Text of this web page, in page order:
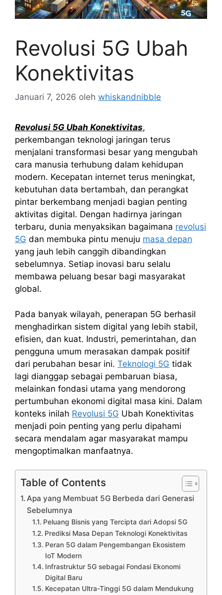
Revolusi 5G Ubah
Konektivitas
Januari 7, 2026 oleh whiskandnibble
Revolusi 5G Ubah Konektivitas,
perkembangan teknologi jaringan terus
menjalani transformasi besar yang mengubah
cara manusia terhubung dalam kehidupan
modern. Kecepatan internet terus meningkat,
kebutuhan data bertambah, dan perangkat
pintar berkembang menjadi bagian penting
aktivitas digital. Dengan hadirnya jaringan
terbaru, dunia menyaksikan bagaimana revolusi
5G dan membuka pintu menuju masa depan
yang jauh lebih canggih dibandingkan
sebelumnya. Setiap inovasi baru selalu
membawa peluang besar bagi masyarakat
global.
Pada banyak wilayah, penerapan 5G berhasil
menghadirkan sistem digital yang lebih stabil,
efisien, dan kuat. Industri, pemerintahan, dan
pengguna umum merasakan dampak positif
dari perubahan besar ini. Teknologi 5G tidak
lagi dianggap sebagai pembaruan biasa,
melainkan fondasi utama yang mendorong
pertumbuhan ekonomi digital masa kini. Dalam
konteks inilah Revolusi 5G Ubah Konektivitas
menjadi poin penting yang perlu dipahami
secara mendalam agar masyarakat mampu
mengoptimalkan manfaatnya.
Table of Contents
Apa yang Membuat 5G Berbeda dari Generasi
Sebelumnya
Peluang Bisnis yang Tercipta dari Adopsi 5G
Prediksi Masa Depan Teknologi Konektivitas
Peran 5G dalam Pengembangan Ekosistem
IoT Modern
Infrastruktur 5G sebagai Fondasi Ekonomi
Digital Baru
Kecepatan Ultra-Tinggi 5G dalam Mendukung